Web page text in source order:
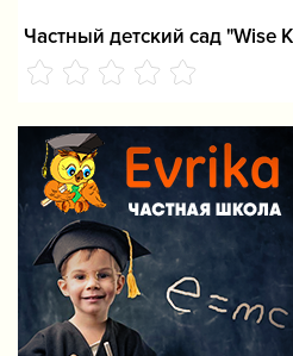
Частный детский сад "Wise